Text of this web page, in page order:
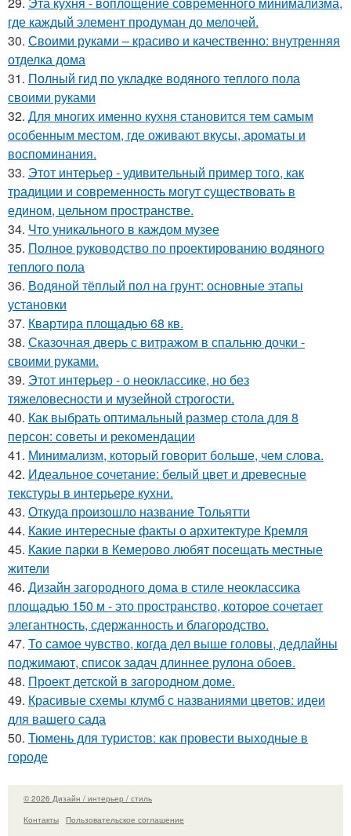
где каждый элемент продуман до мелочей.
30. Своими руками – красиво и качественно: внутренняя
отделка дома
31. Полный гид по укладке водяного теплого пола
своими руками
32. Для многих именно кухня становится тем самым
особенным местом, где оживают вкусы, ароматы и
воспоминания.
33. Этот интерьер - удивительный пример того, как
традиции и современность могут существовать в
едином, цельном пространстве.
34. Что уникального в каждом музее
35. Полное руководство по проектированию водяного
теплого пола
36. Водяной тёплый пол на грунт: основные этапы
установки
37. Квартира площадью 68 кв.
38. Сказочная дверь с витражом в спальню дочки -
своими руками.
39. Этот интерьер - о неоклассике, но без
тяжеловесности и музейной строгости.
40. Как выбрать оптимальный размер стола для 8
персон: советы и рекомендации
41. Минимализм, который говорит больше, чем слова.
42. Идеальное сочетание: белый цвет и древесные
текстуры в интерьере кухни.
43. Откуда произошло название Тольятти
44. Какие интересные факты о архитектуре Кремля
45. Какие парки в Кемерово любят посещать местные
жители
46. Дизайн загородного дома в стиле неоклассика
площадью 150 м - это пространство, которое сочетает
элегантность, сдержанность и благородство.
47. То самое чувство, когда дел выше головы, дедлайны
поджимают, список задач длиннее рулона обоев.
48. Проект детской в загородном доме.
49. Красивые схемы клумб с названиями цветов: идеи
для вашего сада
50. Тюмень для туристов: как провести выходные в
городе
© 2026 Дизайн / интерьер / стиль
Контакты
Пользовательское соглашение